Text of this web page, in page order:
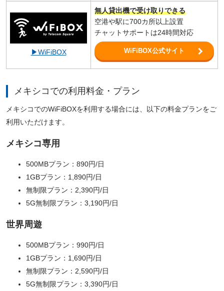
▶WiFiBOX
無人貸出機で受け取りできる
空港や駅に700カ所以上設置
チャットサポートは24時間対応
WiFiBOX公式サイト
メキシコでの利用料金・プラン
メキシコでのWiFiBOXを利用する場合には、以下の料金プランをご
利用いただけます。
メキシコ専用
500MBプラン：890円/日
1GBプラン：1,890円/日
無制限プラン：2,390円/日
5G無制限プラン：3,190円/日
世界周遊
500MBプラン：990円/日
1GBプラン：1,690円/日
無制限プラン：2,590円/日
5G無制限プラン：3,390円/日